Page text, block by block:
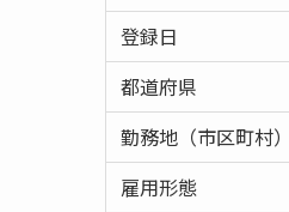
登録日
都道府県
勤務地（市区町村）
雇用形態